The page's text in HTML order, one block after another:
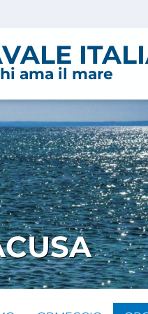
ama il mare